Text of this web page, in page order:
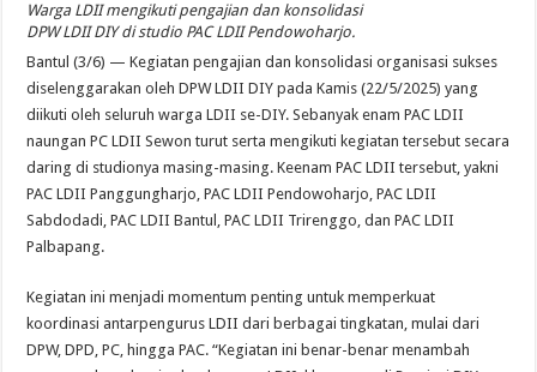
LDII Kasihan-Gamping Bekali Perempuan Muslim Bijak Bermedia Sosial dan
Warga LDII mengikuti pengajian dan konsolidasi
DPW LDII DIY di studio PAC LDII Pendowoharjo.
Bantul (3/6) — Kegiatan pengajian dan konsolidasi organisasi sukses
diselenggarakan oleh DPW LDII DIY pada Kamis (22/5/2025) yang
diikuti oleh seluruh warga LDII se-DIY. Sebanyak enam PAC LDII
naungan PC LDII Sewon turut serta mengikuti kegiatan tersebut secara
daring di studionya masing-masing. Keenam PAC LDII tersebut, yakni
PAC LDII Panggungharjo, PAC LDII Pendowoharjo, PAC LDII
Sabdodadi, PAC LDII Bantul, PAC LDII Trirenggo, dan PAC LDII
Palbapang.
Kegiatan ini menjadi momentum penting untuk memperkuat
koordinasi antarpengurus LDII dari berbagai tingkatan, mulai dari
DPW, DPD, PC, hingga PAC. “Kegiatan ini benar-benar menambah